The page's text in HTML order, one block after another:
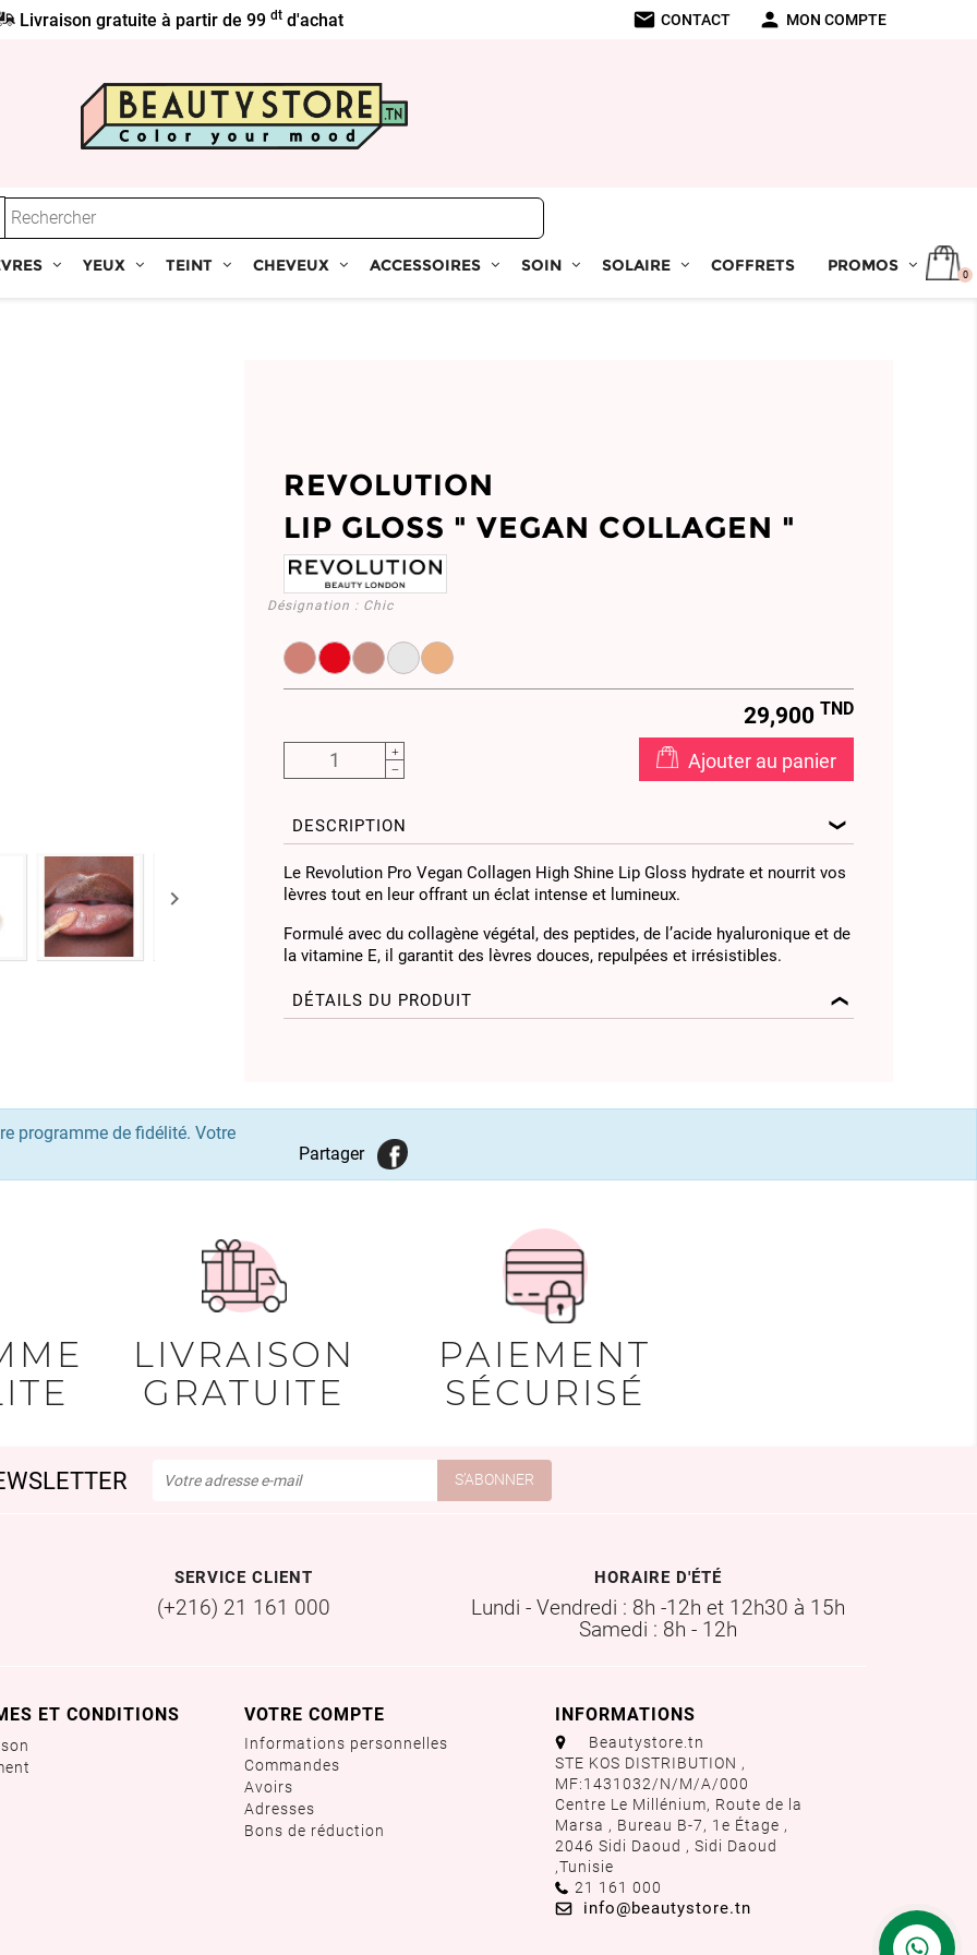
Livraison gratuite à partir de 99dt d'achat mail CONTACT person MON COMPTE
YEUX TEINT CHEVEUX ACCESSOIRES SOIN SOLAIRE COFFRETS PROMOS 0

REVOLUTION
LIP GLOSS " VEGAN COLLAGEN "
Désignation : Chic
MUR707541
MUR707558
MUR707565
MUR707596
MUR707619
29,900 TND
Ajouter au panier
DESCRIPTION
Le Revolution Pro Vegan Collagen High Shine Lip Gloss hydrate et nourrit vos
lèvres tout en leur offrant un éclat intense et lumineux.
Formulé avec du collagène végétal, des peptides, de l’acide hyaluronique et de
la vitamine E, il garantit des lèvres douces, repulpées et irrésistibles.
DÉTAILS DU PRODUIT
Partager
programme de fidélité. Votre
LIVRAISON
GRATUITE
PAIEMENT
SÉCURISÉ
SERVICE CLIENT
(+216) 21 161 000
HORAIRE D'ÉTÉ
Lundi - Vendredi : 8h -12h et 12h30 à 15h
Samedi : 8h - 12h
ET CONDITIONS VOTRE COMPTE
Informations personnelles
Commandes
Avoirs
Adresses
Bons de réduction
INFORMATIONS
aaa
Beautystore.tn
STE KOS DISTRIBUTION ,
MF:1431032/N/M/A/000
Centre Le Millénium, Route de la
Marsa , Bureau B-7, 1e Étage ,
2046 Sidi Daoud , Sidi Daoud
,Tunisie
Call us:
21 161 000
Email us:
info@beautystore.tn